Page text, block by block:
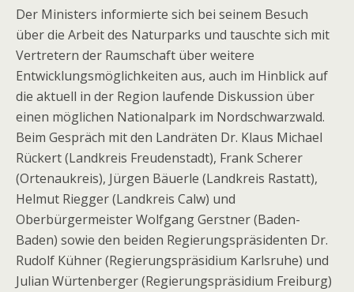
Der Ministers informierte sich bei seinem Besuch
über die Arbeit des Naturparks und tauschte sich mit
Vertretern der Raumschaft über weitere
Entwicklungsmöglichkeiten aus, auch im Hinblick auf
die aktuell in der Region laufende Diskussion über
einen möglichen Nationalpark im Nordschwarzwald.
Beim Gespräch mit den Landräten Dr. Klaus Michael
Rückert (Landkreis Freudenstadt), Frank Scherer
(Ortenaukreis), Jürgen Bäuerle (Landkreis Rastatt),
Helmut Riegger (Landkreis Calw) und
Oberbürgermeister Wolfgang Gerstner (Baden-
Baden) sowie den beiden Regierungspräsidenten Dr.
Rudolf Kühner (Regierungspräsidium Karlsruhe) und
Julian Würtenberger (Regierungspräsidium Freiburg)